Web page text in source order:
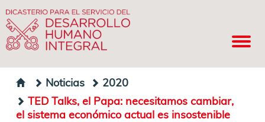
Noticias
2020
TED Talks, el Papa: necesitamos cambiar,
el sistema económico actual es insostenible